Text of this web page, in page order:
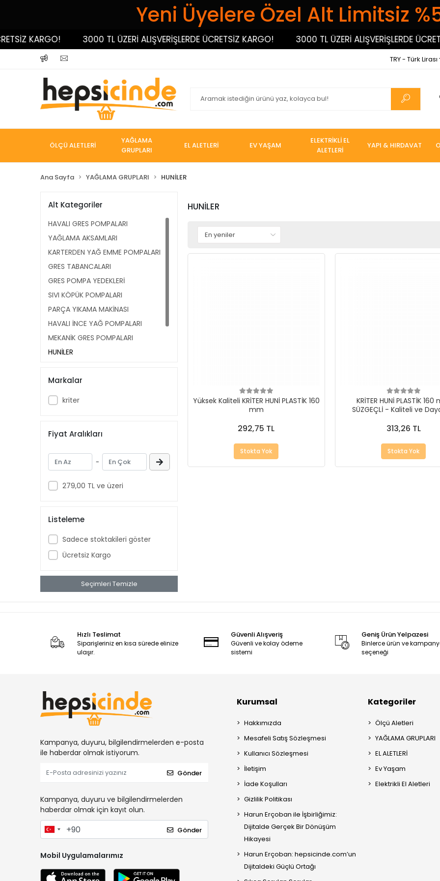
Yeni Üyelere Özel Alt Limitsiz
KARGO! 3000 TL ÜZERİ ALIŞVERİŞLERDE ÜCRETSİZ KARGO! 3000 TL ÜZERİ ALIŞVERİŞLERDE
TRY - Türk Lirası
ÖLÇÜ ALETLERİ
YAĞLAMA
GRUPLARI
EL ALETLERİ EV YAŞAM
ELEKTRİKLİ EL
ALETLERİ
YAPI & HIRDAVAT
Ana Sayfa YAĞLAMA GRUPLARI HUNİLER
Alt Kategoriler
HAVALI GRES POMPALARI
YAĞLAMA AKSAMLARI
KARTERDEN YAĞ EMME POMPALARI
GRES TABANCALARI
GRES POMPA YEDEKLERİ
SIVI KÖPÜK POMPALARI
PARÇA YIKAMA MAKİNASI
HAVALI İNCE YAĞ POMPALARI
MEKANİK GRES POMPALARI
HUNİLER
HAVALI GRES TABANCALARI
Markalar
kriter
Fiyat Aralıkları
-
279,00 TL ve üzeri
Listeleme
Sadece stoktakileri göster
Ücretsiz Kargo
Seçimleri Temizle
HUNİLER
Yüksek Kaliteli KRİTER HUNİ PLASTİK 160
mm
292,75 TL
Stokta Yok
KRİTER HUNİ PLASTİK 160
SÜZGEÇLİ - Kaliteli ve
313,26 TL
Stokta Yok
Hızlı Teslimat
Siparişleriniz en kısa sürede elinize
ulaşır.
Güvenli Alışveriş
Güvenli ve kolay ödeme
sistemi
Geniş Ürün Yelpazesi
Binlerce ürün ve
seçeneği
Kampanya, duyuru, bilgilendirmelerden e-posta
ile haberdar olmak istiyorum.
Gönder
Kampanya, duyuru ve bilgilendirmelerden
haberdar olmak için kayıt olun.
Gönder
Mobil Uygulamalarımız
Kurumsal
Hakkımızda
Mesafeli Satış Sözleşmesi
Kullanıcı Sözleşmesi
İletişim
İade Koşulları
Gizlilik Politikası
Harun Erçoban ile İşbirliğimiz:
Dijitalde Gerçek Bir Dönüşüm
Hikayesi
Harun Erçoban: hepsicinde.com’un
Dijitaldeki Güçlü Ortağı
Kategoriler
Ölçü Aletleri
YAĞLAMA GRUPLARI
EL ALETLERİ
Ev Yaşam
Elektrikli El Aletleri